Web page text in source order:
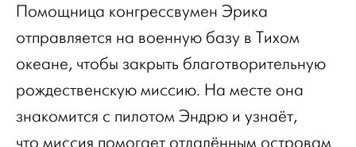
Помощница конгрессвумен Эрика
отправляется на военную базу в Тихом
океане, чтобы закрыть благотворительную
рождественскую миссию. На месте она
знакомится с пилотом Эндрю и узнаёт,
что миссия помогает отдалённым островам